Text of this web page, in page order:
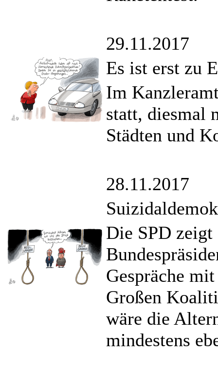
29.11.2017
Es ist erst zu
Im
statt, diesmal
Städten und
28.11.2017
Die SPD
Gespräche
Großen
wäre die
mindestens